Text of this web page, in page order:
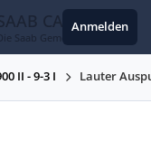
CARS
Saab Gemeinschaft
Anmelden
II - 9-3 I Lauter